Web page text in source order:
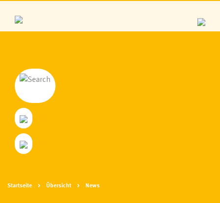
Startseite Übersicht News